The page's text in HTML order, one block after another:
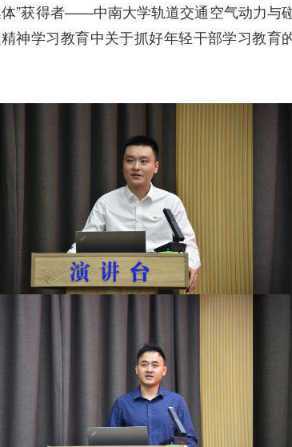
”获得者——中南大学轨道交通空气动力与
神学习教育中关于抓好年轻干部学习教